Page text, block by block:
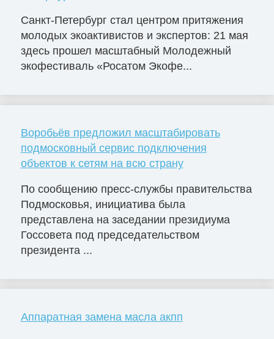
Санкт-Петербург стал центром притяжения
молодых экоактивистов и экспертов: 21 мая
здесь прошел масштабный Молодежный
экофестиваль «Росатом Экофе...
Воробьёв предложил масштабировать
подмосковный сервис подключения
объектов к сетям на всю страну
По сообщению пресс-службы правительства
Подмосковья, инициатива была
представлена на заседании президиума
Госсовета под председательством
президента ...
Аппаратная замена масла акпп